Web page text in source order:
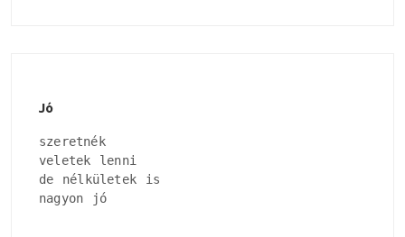
Jó
szeretnék
veletek lenni
de nélkületek is
nagyon jó